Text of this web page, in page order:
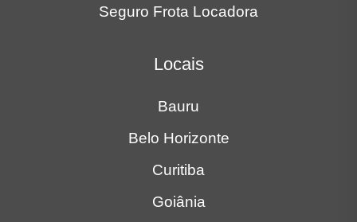
Seguro Frota Locadora
Locais
Bauru
Belo Horizonte
Curitiba
Goiânia